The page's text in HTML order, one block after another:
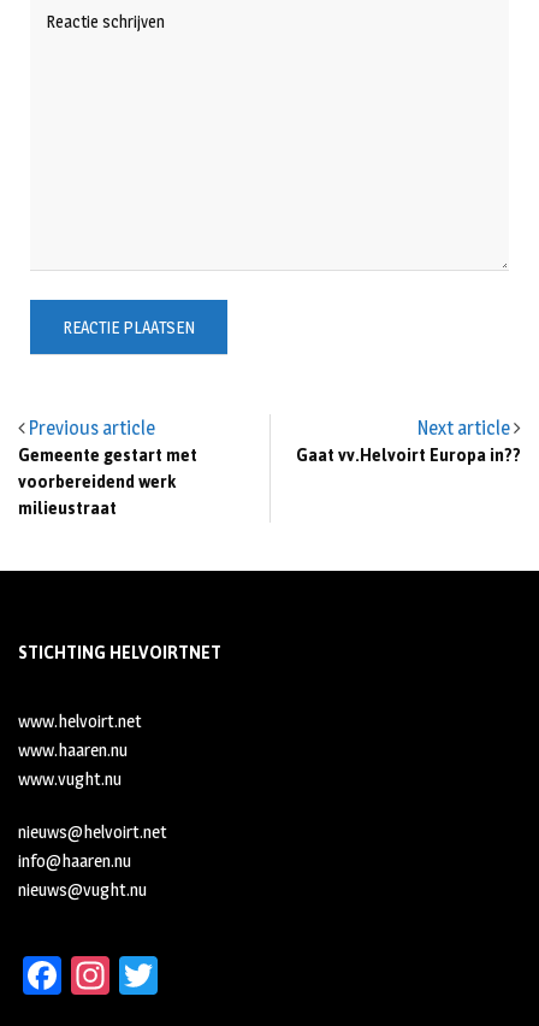
Previous article
Gemeente gestart met
voorbereidend werk
milieustraat
Next article
Gaat vv.Helvoirt Europa in??
STICHTING HELVOIRTNET
www.helvoirt.net
www.haaren.nu
www.vught.nu
nieuws@helvoirt.net
info@haaren.nu
nieuws@vught.nu
Fa In